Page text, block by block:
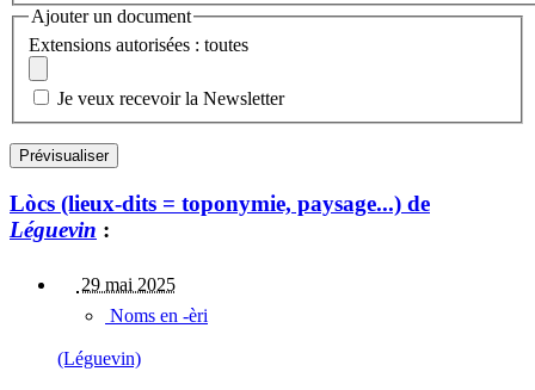
Ajouter un document
Extensions autorisées : toutes
Je veux recevoir la Newsletter
Lòcs (lieux-dits = toponymie, paysage...) de
Léguevin :
29 mai 2025
Noms en -èri
(Léguevin)